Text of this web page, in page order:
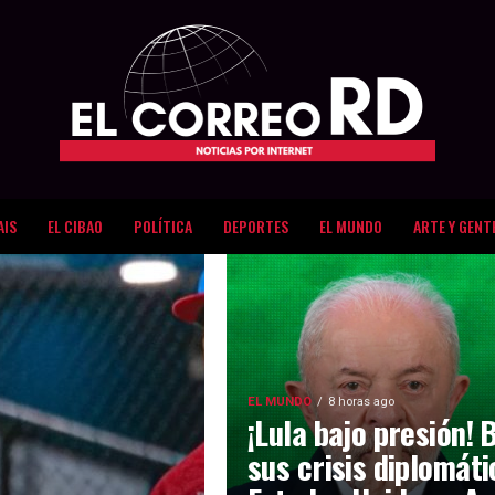
EL CIBAO POLÍTICA DEPORTES EL MUNDO ARTE Y
EL MUNDO 8 horas ago
¡Lula bajo presión!
sus crisis